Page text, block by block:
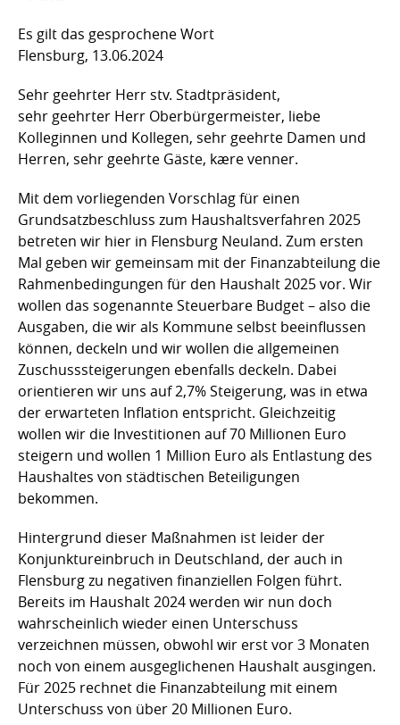
Es gilt das gesprochene Wort
Flensburg, 13.06.2024
Sehr geehrter Herr stv. Stadtpräsident,
sehr geehrter Herr Oberbürgermeister, liebe
Kolleginnen und Kollegen, sehr geehrte Damen und
Herren, sehr geehrte Gäste, kære venner.
Mit dem vorliegenden Vorschlag für einen
Grundsatzbeschluss zum Haushaltsverfahren 2025
betreten wir hier in Flensburg Neuland. Zum ersten
Mal geben wir gemeinsam mit der Finanzabteilung die
Rahmenbedingungen für den Haushalt 2025 vor. Wir
wollen das sogenannte Steuerbare Budget – also die
Ausgaben, die wir als Kommune selbst beeinflussen
können, deckeln und wir wollen die allgemeinen
Zuschusssteigerungen ebenfalls deckeln. Dabei
orientieren wir uns auf 2,7% Steigerung, was in etwa
der erwarteten Inflation entspricht. Gleichzeitig
wollen wir die Investitionen auf 70 Millionen Euro
steigern und wollen 1 Million Euro als Entlastung des
Haushaltes von städtischen Beteiligungen
bekommen.
Hintergrund dieser Maßnahmen ist leider der
Konjunktureinbruch in Deutschland, der auch in
Flensburg zu negativen finanziellen Folgen führt.
Bereits im Haushalt 2024 werden wir nun doch
wahrscheinlich wieder einen Unterschuss
verzeichnen müssen, obwohl wir erst vor 3 Monaten
noch von einem ausgeglichenen Haushalt ausgingen.
Für 2025 rechnet die Finanzabteilung mit einem
Unterschuss von über 20 Millionen Euro.